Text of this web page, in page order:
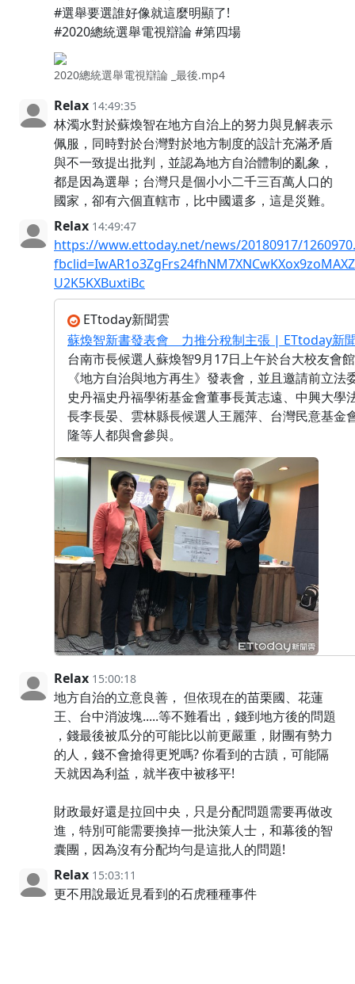
#選舉要選誰好像就這麼明顯了!
#2020總統選舉電視辯論 #第四場
2020總統選舉電視辯論 _最後.mp4
Relax 14:49:35
林濁水對於蘇煥智在地方自治上的努力與見解表示
佩服，同時對於台灣對於地方制度的設計充滿矛盾
與不一致提出批判，並認為地方自治體制的亂象，
都是因為選舉；台灣只是個小小二千三百萬人口的
國家，卻有六個直轄市，比中國還多，這是災難。
Relax 14:49:47
https://www.ettoday.net/news/20180917/
U2K5KXBuxtiBc
ETtoday新聞雲
蘇煥智新書發表會 力推分稅制主張 | ETtoday新
台南市長候選人蘇煥智9月17日上午於台大校友會
《地方自治與地方再生》發表會，並且邀請前立法
史丹福史丹福學術基金會董事長黃志遠、中興大學
長李長晏、雲林縣長候選人王麗萍、台灣民意基金
隆等人都與會參與。
Relax 15:00:18
地方自治的立意良善， 但依現在的苗栗國、花蓮
王、台中消波塊.....等不難看出，錢到地方後的問題
，錢最後被瓜分的可能比以前更嚴重，財團有勢力
的人，錢不會搶得更兇嗎? 你看到的古蹟，可能隔
天就因為利益，就半夜中被移平!
財政最好還是拉回中央，只是分配問題需要再做改
進，特別可能需要換掉一批決策人士，和幕後的智
囊團，因為沒有分配均勻是這批人的問題!
Relax 15:03:11
更不用說最近見看到的石虎種種事件